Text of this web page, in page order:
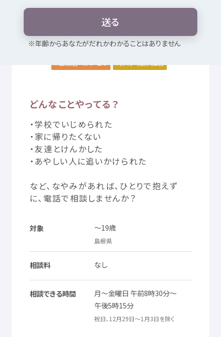
お気に入り
気 に入り
わせ
© Mex
送る
※年齢からあなたがだれかわかることはありません
島根県ヤングテレホン／けいさ
つ・いじめ110
暴言・無視・ひいき たたく・殴る
性被害・わいせつ 非行・犯罪加害
どんなことやってる？
・ 学校でいじめられた
・ 家に帰りたくない
・友達 とけんかした
・あやしい人に追いかけられた
など、なやみがあれば、ひとりで抱えず
に、 電話で 相談 しませんか？
対象 ～19歳
島根県
相談料 なし
相談できる時間 月～金曜日 午前8時30分～
午後5時15分
祝日、12月29日～1 月3日を除く